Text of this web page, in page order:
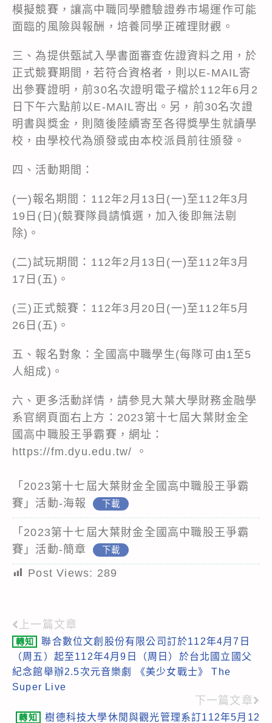
模擬競賽，讓高中職同學體驗證券市場運作可能
面臨的風險與報酬，培養同學正確理財觀。
三、為提供甄試入學書面審查佐證資料之用，於
正式競賽期間，若符合資格者，則以E-MAIL寄
出參賽證明，前30名次證明電子檔於112年6月2
日下午六點前以E-MAIL寄出。另，前30名次證
明書與獎金，則隨後陸續寄至各得獎學生就讀學
校，由學校代為頒發或由本校派員前往頒發。
四、活動期間：
(一)報名期間：112年2月13日(一)至112年3月
19日(日)(競賽隊員請慎選，加入後即無法剔
除)。
(二)試玩期間：112年2月13日(一)至112年3月
17日(五)。
(三)正式競賽：112年3月20日(一)至112年5月
26日(五)。
五、報名對象：全國高中職學生(每隊可由1至5
人組成)。
六、更多活動詳情，請參見大葉大學財務金融學
系官網頁面右上方：2023第十七屆大葉財金全
國高中職股王爭霸賽，網址：
https://fm.dyu.edu.tw/ 。
「2023第十七屆大葉財金全國高中職股王爭霸
賽」活動-海報
下載
「2023第十七屆大葉財金全國高中職股王爭霸
賽」活動-簡章
下載
Post Views: 289
Read
more
articles
上一篇文章
轉知
聯合數位文創股份有限公司訂於112年4月7日
（周五）起至112年4月9日（周日）於台北國立國父
紀念館舉辦2.5次元音樂劇 《美少女戰士》 The
Super Live
下一篇文章
轉知
樹德科技大學休閒與觀光管理系訂112年5月12